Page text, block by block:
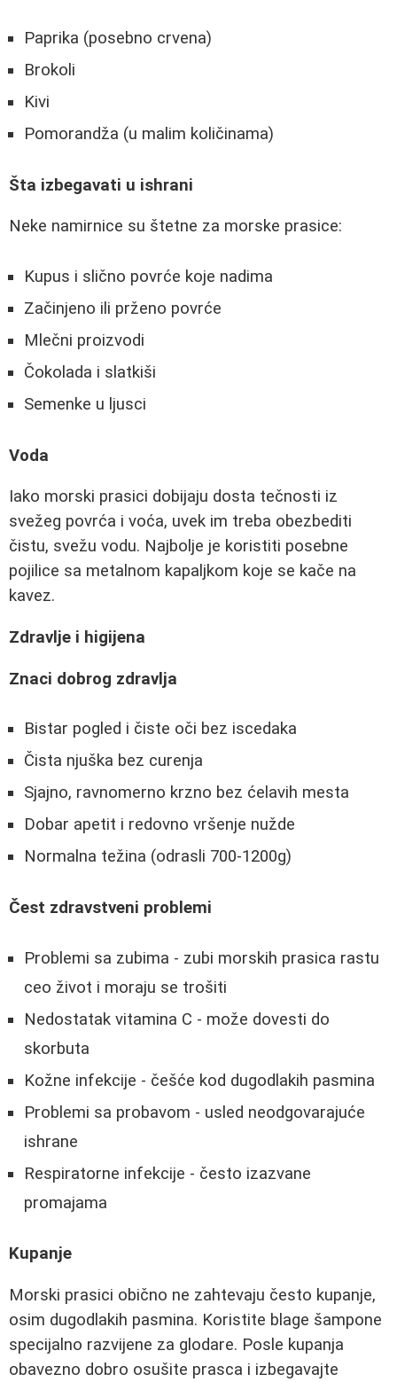
Paprika (posebno crvena)
Brokoli
Kivi
Pomorandža (u malim količinama)
Šta izbegavati u ishrani
Neke namirnice su štetne za morske prasice:
Kupus i slično povrće koje nadima
Začinjeno ili prženo povrće
Mlečni proizvodi
Čokolada i slatkiši
Semenke u ljusci
Voda
Iako morski prasici dobijaju dosta tečnosti iz
svežeg povrća i voća, uvek im treba obezbediti
čistu, svežu vodu. Najbolje je koristiti posebne
pojilice sa metalnom kapaljkom koje se kače na
kavez.
Zdravlje i higijena
Znaci dobrog zdravlja
Bistar pogled i čiste oči bez iscedaka
Čista njuška bez curenja
Sjajno, ravnomerno krzno bez ćelavih mesta
Dobar apetit i redovno vršenje nužde
Normalna težina (odrasli 700-1200g)
Čest zdravstveni problemi
Problemi sa zubima - zubi morskih prasica rastu
ceo život i moraju se trošiti
Nedostatak vitamina C - može dovesti do
skorbuta
Kožne infekcije - češće kod dugodlakih pasmina
Problemi sa probavom - usled neodgovarajuće
ishrane
Respiratorne infekcije - često izazvane
promajama
Kupanje
Morski prasici obično ne zahtevaju često kupanje,
osim dugodlakih pasmina. Koristite blage šampone
specijalno razvijene za glodare. Posle kupanja
obavezno dobro osušite prasca i izbegavajte